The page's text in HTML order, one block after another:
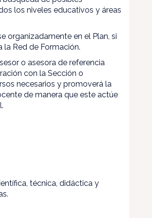
los niveles educativos y áreas
organizadamente en el Plan, si
la Red de Formación.
o asesora de referencia
con la Sección o
necesarios y promoverá la
de manera que este actúe
técnica, didáctica y